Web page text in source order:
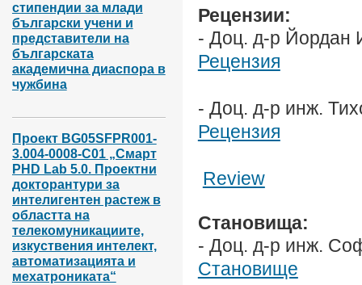
Рецензии:
- Доц. д-р Йордан
Рецензия
- Доц. д-р инж.
Рецензия
Review
Становища:
- Доц. д-р инж.
Становище
стипендии за млади
български учени и
представители на
българската
академична диаспора в
чужбина
Проект BG05SFPR001-
3.004-0008-С01 „Смарт
PHD Lab 5.0. Проектни
докторантури за
интелигентен растеж в
областта на
телекомуникациите,
изкуствения интелект,
автоматизацията и
мехатрониката“